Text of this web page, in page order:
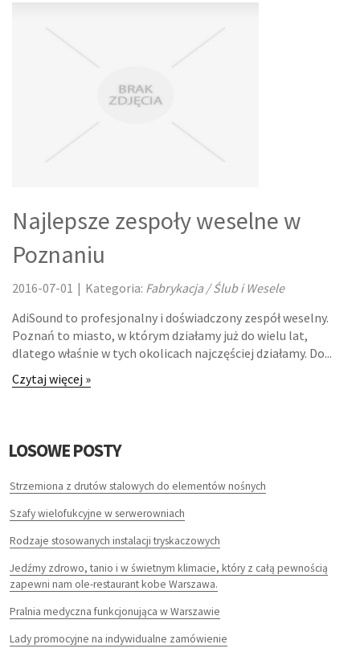
INNE AGENCJE
RUCH
HOBBY
ZAJĘCIA SPORTOWE I REKREACYJNE
FABRYKACJA
INFORMATYCZNE
ADWOKACI, PORADY PRAWNE
ŚLUB I WESELE
SPRZĄTANIE, PORZĄDKOWANIE
SERWIS
INNE USŁUGI
ZWIEDZANIE
Najlepsze zespoły weselne w
Poznaniu
2016-07-01 | Kategoria: Fabrykacja / Ślub i Wesele
AdiSound to profesjonalny i doświadczony zespół weselny.
Poznań to miasto, w którym działamy już do wielu lat,
dlatego właśnie w tych okolicach najczęściej działamy. Do...
Czytaj więcej »
LOSOWE POSTY
Strzemiona z drutów stalowych do elementów nośnych
Szafy wielofukcyjne w serwerowniach
Rodzaje stosowanych instalacji tryskaczowych
Jedźmy zdrowo, tanio i w świetnym klimacie, który z całą pewnością
zapewni nam ole-restaurant kobe Warszawa.
Pralnia medyczna funkcjonująca w Warszawie
Lady promocyjne na indywidualne zamówienie